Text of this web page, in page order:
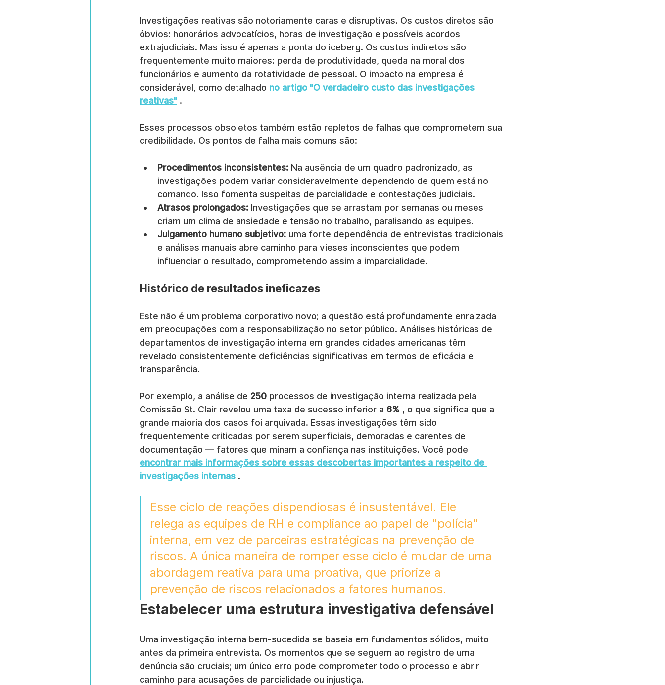
Investigações reativas são notoriamente caras e disruptivas. Os custos diretos são
óbvios: honorários advocatícios, horas de investigação e possíveis acordos
extrajudiciais. Mas isso é apenas a ponta do iceberg. Os custos indiretos são
frequentemente muito maiores: perda de produtividade, queda na moral dos
funcionários e aumento da rotatividade de pessoal. O impacto na empresa é
considerável, como detalhado no artigo "O verdadeiro custo das investigações
reativas" .
Esses processos obsoletos também estão repletos de falhas que comprometem sua
credibilidade. Os pontos de falha mais comuns são:
Procedimentos inconsistentes: Na ausência de um quadro padronizado, as
investigações podem variar consideravelmente dependendo de quem está no
comando. Isso fomenta suspeitas de parcialidade e contestações judiciais.
Atrasos prolongados: Investigações que se arrastam por semanas ou meses
criam um clima de ansiedade e tensão no trabalho, paralisando as equipes.
Julgamento humano subjetivo: uma forte dependência de entrevistas tradicionais
e análises manuais abre caminho para vieses inconscientes que podem
influenciar o resultado, comprometendo assim a imparcialidade.
Histórico de resultados ineficazes
Este não é um problema corporativo novo; a questão está profundamente enraizada
em preocupações com a responsabilização no setor público. Análises históricas de
departamentos de investigação interna em grandes cidades americanas têm
revelado consistentemente deficiências significativas em termos de eficácia e
transparência.
Por exemplo, a análise de 250 processos de investigação interna realizada pela
Comissão St. Clair revelou uma taxa de sucesso inferior a 6% , o que significa que a
grande maioria dos casos foi arquivada. Essas investigações têm sido
frequentemente criticadas por serem superficiais, demoradas e carentes de
documentação — fatores que minam a confiança nas instituições. Você pode
encontrar mais informações sobre essas descobertas importantes a respeito de
investigações internas .
Esse ciclo de reações dispendiosas é insustentável. Ele
relega as equipes de RH e compliance ao papel de "polícia"
interna, em vez de parceiras estratégicas na prevenção de
riscos. A única maneira de romper esse ciclo é mudar de uma
abordagem reativa para uma proativa, que priorize a
prevenção de riscos relacionados a fatores humanos.
Estabelecer uma estrutura investigativa defensável
Uma investigação interna bem-sucedida se baseia em fundamentos sólidos, muito
antes da primeira entrevista. Os momentos que se seguem ao registro de uma
denúncia são cruciais; um único erro pode comprometer todo o processo e abrir
caminho para acusações de parcialidade ou injustiça.